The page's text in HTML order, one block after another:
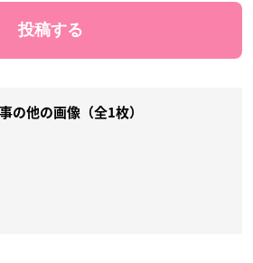
の他の画像（全1枚）